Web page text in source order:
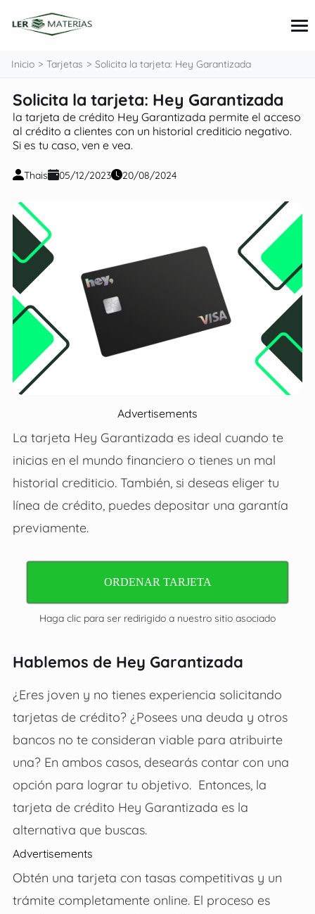
Tarjetas
Préstamos
Consejos e inversiones
Inicio Tarjetas Solicita la tarjeta: Hey Garantizada
Solicita la tarjeta: Hey Garantizada
la tarjeta de crédito Hey Garantizada permite el acceso
al crédito a clientes con un historial crediticio negativo.
Si es tu caso, ven e vea.
Thais 05/12/2023 20/08/2024
Advertisements
La tarjeta Hey Garantizada es ideal cuando te
inicias en el mundo financiero o tienes un mal
historial crediticio. También, si deseas eliger tu
línea de crédito, puedes depositar una garantía
previamente.
ORDENAR TARJETA
Haga clic para ser redirigido a nuestro sitio asociado
Hablemos de Hey Garantizada
¿Eres joven y no tienes experiencia solicitando
tarjetas de crédito? ¿Posees una deuda y otros
bancos no te consideran viable para atribuirte
una? En ambos casos, desearás contar con una
opción para lograr tu objetivo. Entonces, la
tarjeta de crédito Hey Garantizada es la
alternativa que buscas.
Advertisements
Obtén una tarjeta con tasas competitivas y un
trámite completamente online. El proceso es